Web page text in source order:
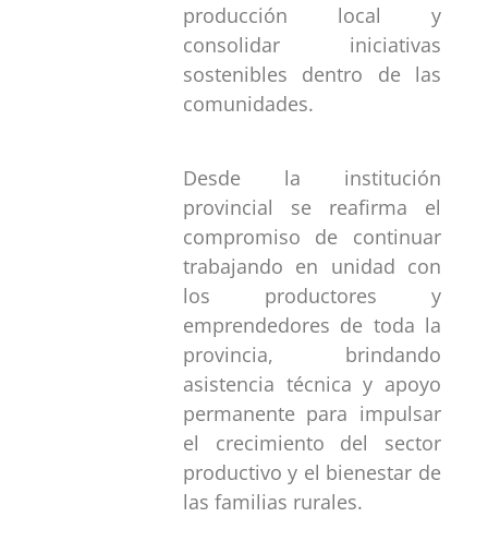
producción local y
consolidar iniciativas
sostenibles dentro de las
comunidades.
Desde la institución
provincial se reafirma el
compromiso de continuar
trabajando en unidad con
los productores y
emprendedores de toda la
provincia, brindando
asistencia técnica y apoyo
permanente para impulsar
el crecimiento del sector
productivo y el bienestar de
las familias rurales.